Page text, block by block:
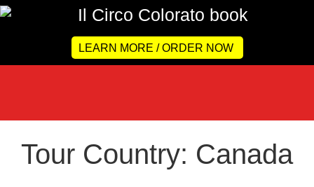
LEARN MORE / ORDER NOW
Tour Country: Canada